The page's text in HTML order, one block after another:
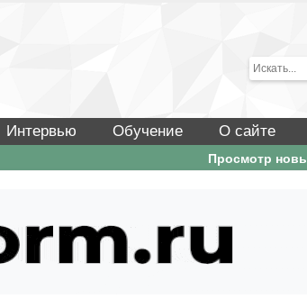
Интервью Обучение О сайте
Просмотр